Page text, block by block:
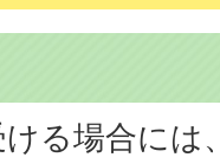
る場合には